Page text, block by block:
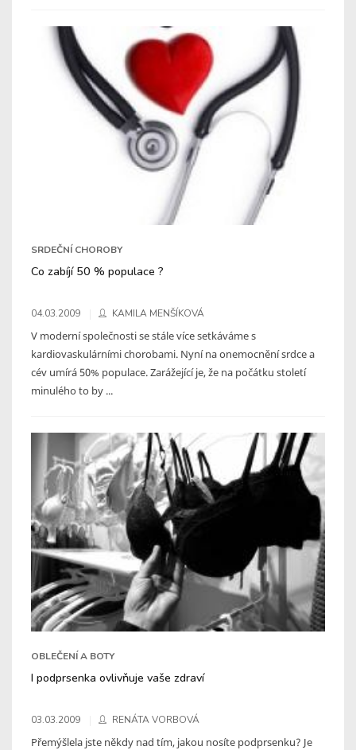
SRDEČNÍ CHOROBY
Co zabíjí 50 % populace ?
04.03.2009 KAMILA MENŠÍKOVÁ
V moderní společnosti se stále více setkáváme s
kardiovaskulárními chorobami. Nyní na onemocnění srdce a
cév umírá 50% populace. Zarážející je, že na počátku století
minulého to by ...
OBLEČENÍ A BOTY
I podprsenka ovlivňuje vaše zdraví
03.03.2009 RENÁTA VORBOVÁ
Přemýšlela jste někdy nad tím, jakou nosíte podprsenku? Je